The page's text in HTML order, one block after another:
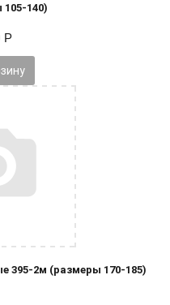
140)
Р
395-2м (размеры 170-185)